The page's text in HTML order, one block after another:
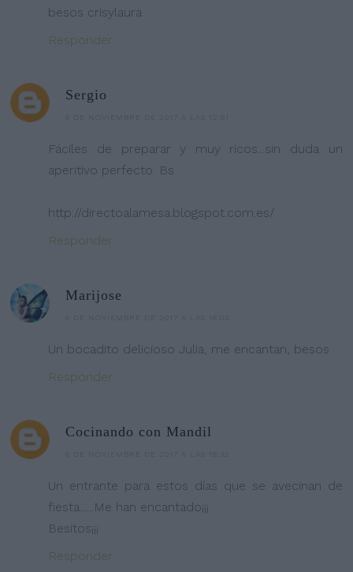
besos crisylaura
Responder
Sergio
Fáciles de preparar y muy ricos...sin duda un
aperitivo perfecto. Bs
http://directoalamesa.blogspot.com.es/
Responder
Marijose
Un bocadito delicioso Julia, me encantan, besos
Responder
Cocinando con Mandil
Un entrante para estos días que se avecinan de
fiesta......Me han encantado¡¡¡
Besitos¡¡¡
Responder